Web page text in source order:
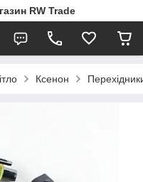
RW Trade
Ксенон